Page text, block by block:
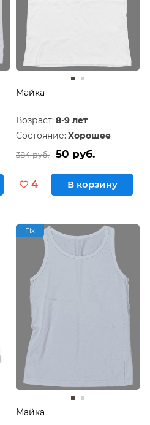
Майка
Возраст: 8-9 лет
Состояние: Хорошее
384 руб. 50 руб.
4 В корзину
Fix
Майка